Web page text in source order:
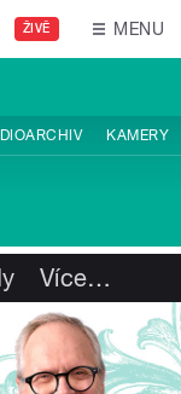
ŽIVĚ MENU
KAMERY
Více…